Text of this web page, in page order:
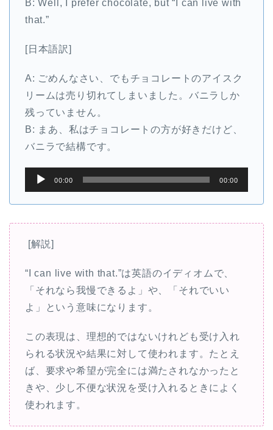
B: Well, I prefer chocolate, but “I can live with
that.”
[日本語訳]
A: ごめんなさい、でもチョコレートのアイスク
リームは売り切れてしまいました。バニラしか
残っていません。
B: まあ、私はチョコレートの方が好きだけど、
バニラで結構です。
声
レ
ー
ー
00:00 00:00
[解説]
“I can live with that.”は英語のイディオムで、
「それなら我慢できるよ」や、「それでいい
よ」という意味になります。
この表現は、理想的ではないけれども受け入れ
られる状況や結果に対して使われます。たとえ
ば、要求や希望が完全には満たされなかったと
きや、少し不便な状況を受け入れるときによく
使われます。